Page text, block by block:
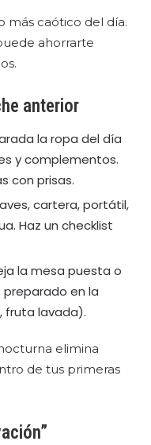
más caótico del día.
ahorrarte
anterior
la ropa del día
y complementos.
con prisas.
cartera, portátil,
Haz un checklist
la mesa puesta o
en la
fruta lavada).
elimina
de tus primeras